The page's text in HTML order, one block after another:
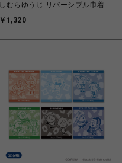
しむらゆうじ リバーシブル巾着
￥1,320